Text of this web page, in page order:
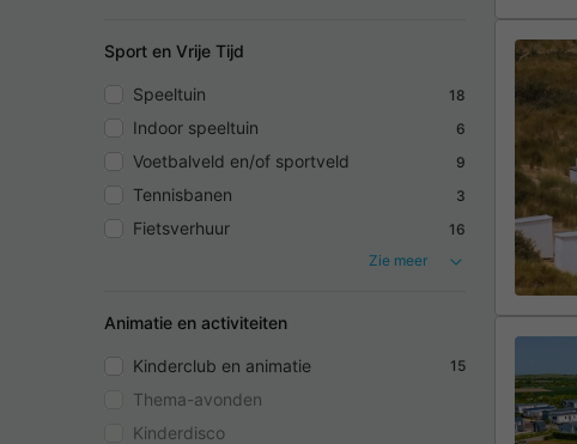
Sport en Vrije Tijd
Speeltuin 18
Indoor speeltuin 6
Voetbalveld en/of sportveld 9
Tennisbanen 3
Fietsverhuur
16
Zie meer
Animatie en activiteiten
Kinderclub en animatie 15
Thema-avonden
Kinderdisco